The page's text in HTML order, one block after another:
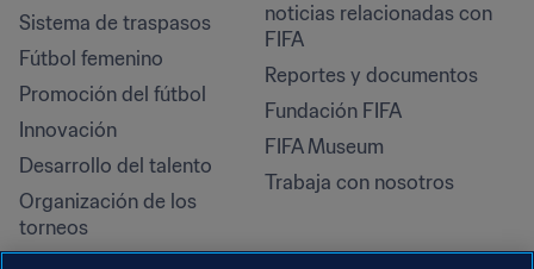
Sistema de traspasos
Fútbol femenino
Promoción del fútbol
Innovación
Desarrollo del talento
Organización de los
torneos
noticias relacionadas con
FIFA
Reportes y documentos
Fundación FIFA
FIFA Museum
Trabaja con nosotros